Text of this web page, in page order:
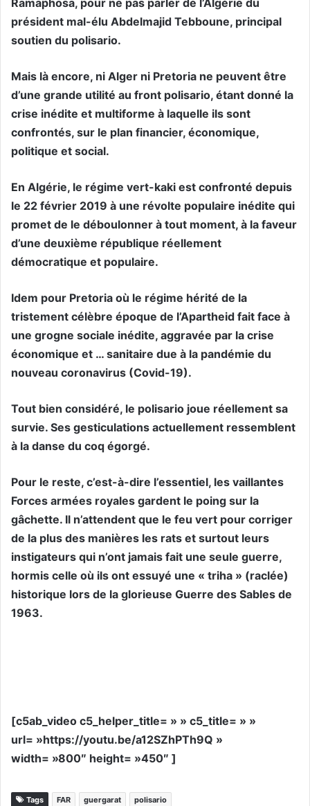
président mal-élu Abdelmajid Tebboune, principal
soutien du polisario.
Mais là encore, ni Alger ni Pretoria ne peuvent être
d’une grande utilité au front polisario, étant donné la
crise inédite et multiforme à laquelle ils sont
confrontés, sur le plan financier, économique,
politique et social.
En Algérie, le régime vert-kaki est confronté depuis
le 22 février 2019 à une révolte populaire inédite qui
promet de le déboulonner à tout moment, à la faveur
d’une deuxième république réellement
démocratique et populaire.
Idem pour Pretoria où le régime hérité de la
tristement célèbre époque de l’Apartheid fait face à
une grogne sociale inédite, aggravée par la crise
économique et … sanitaire due à la pandémie du
nouveau coronavirus (Covid-19).
Tout bien considéré, le polisario joue réellement sa
survie. Ses gesticulations actuellement ressemblent
à la danse du coq égorgé.
Pour le reste, c’est-à-dire l’essentiel, les vaillantes
Forces armées royales gardent le poing sur la
gâchette. Il n’attendent que le feu vert pour corriger
de la plus des manières les rats et surtout leurs
instigateurs qui n’ont jamais fait une seule guerre,
hormis celle où ils ont essuyé une « triha » (raclée)
historique lors de la glorieuse Guerre des Sables de
1963.
[c5ab_video c5_helper_title= » » c5_title= » »
url= »https://youtu.be/a12SZhPTh9Q »
width= »800″ height= »450″ ]
Tags FAR guergarat polisario